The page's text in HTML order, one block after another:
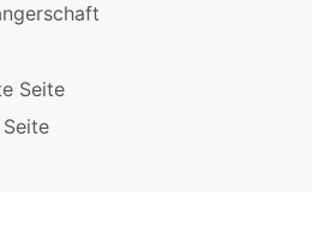
Seite